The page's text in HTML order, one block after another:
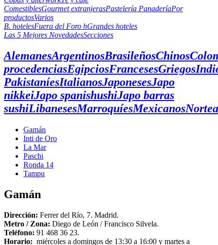
ComestiblesGourmet extranjerasPastelería PanaderíaPor
productosVarios
B. hotelesFuera del Foro hGrandes hoteles
Las 5 Mejores NovedadesSecciones
AlemanesArgentinosBrasileñosChinos
procedenciasEgipciosFrancesesGriegos
PakistaníesItalianosJaponesesJapo
nikkeiJapo spanishushiJapo barras
sushiLibanesesMarroquíesMexicanos
Gamán
Inti de Oro
La Mar
Paschi
Ronda 14
Tampu
Gamán
Dirección: Ferrer del Río, 7. Madrid.
Metro / Zona: Diego de León / Francisco Silvela.
Teléfono: 91 468 36 23.
Horario: miércoles a domingos de 13:30 a 16:00 y martes a